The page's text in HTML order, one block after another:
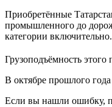
Приобретённые
промышленного до
категории включительно.
Грузоподъёмность
В октябре прошлого
Если вы нашли ошибку,